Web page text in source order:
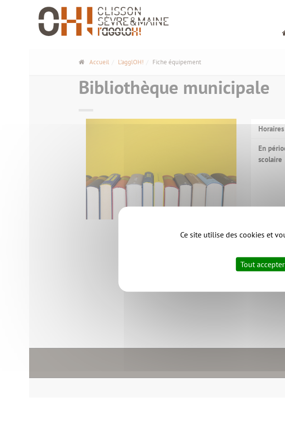
Accueil L'agglOH! Fiche équipement
Bibliothèque municipale
En
scolaire
Panneau de gestion des cookies
Ce site utilise des cookies et
Tout accepter